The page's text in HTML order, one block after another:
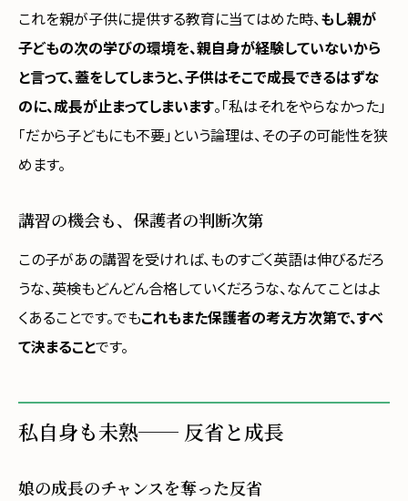
これを親が子供に提供する教育に当てはめた時、もし親が
子どもの次の学びの環境を、親自身が経験していないから
と言って、蓋をしてしまうと、子供はそこで成長できるはずな
のに、成長が止まってしまいます。「私はそれをやらなかった」
「だから子どもにも不要」という論理は、その子の可能性を狭
めます。
講習の機会も、保護者の判断次第
この子があの講習を受ければ、ものすごく英語は伸びるだろ
うな、英検もどんどん合格していくだろうな、なんてことはよ
くあることです。でもこれもまた保護者の考え方次第で、すべ
て決まることです。
私自身も未熟── 反省と成長
娘の成長のチャンスを奪った反省